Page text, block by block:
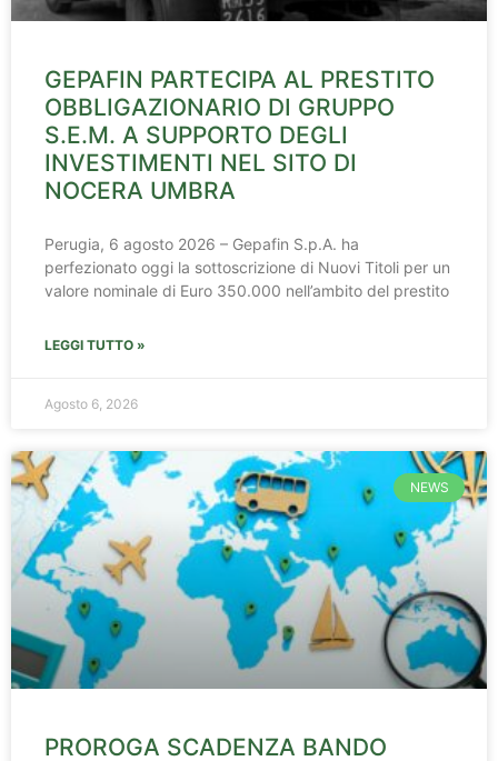
GEPAFIN PARTECIPA AL PRESTITO
OBBLIGAZIONARIO DI GRUPPO
S.E.M. A SUPPORTO DEGLI
INVESTIMENTI NEL SITO DI
NOCERA UMBRA
Perugia, 6 agosto 2026 – Gepafin S.p.A. ha
perfezionato oggi la sottoscrizione di Nuovi Titoli per un
valore nominale di Euro 350.000 nell’ambito del prestito
LEGGI TUTTO »
Agosto 6, 2026
NEWS
PROROGA SCADENZA BANDO